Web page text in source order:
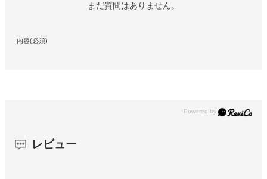
まだ質問はありません。
内容(必須)
レビュー